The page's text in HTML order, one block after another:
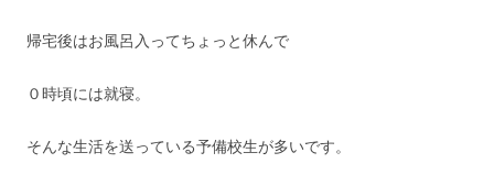
帰宅後はお風呂入ってちょっと休んで
０時頃には就寝。
そんな生活を送っている予備校生が多いです。